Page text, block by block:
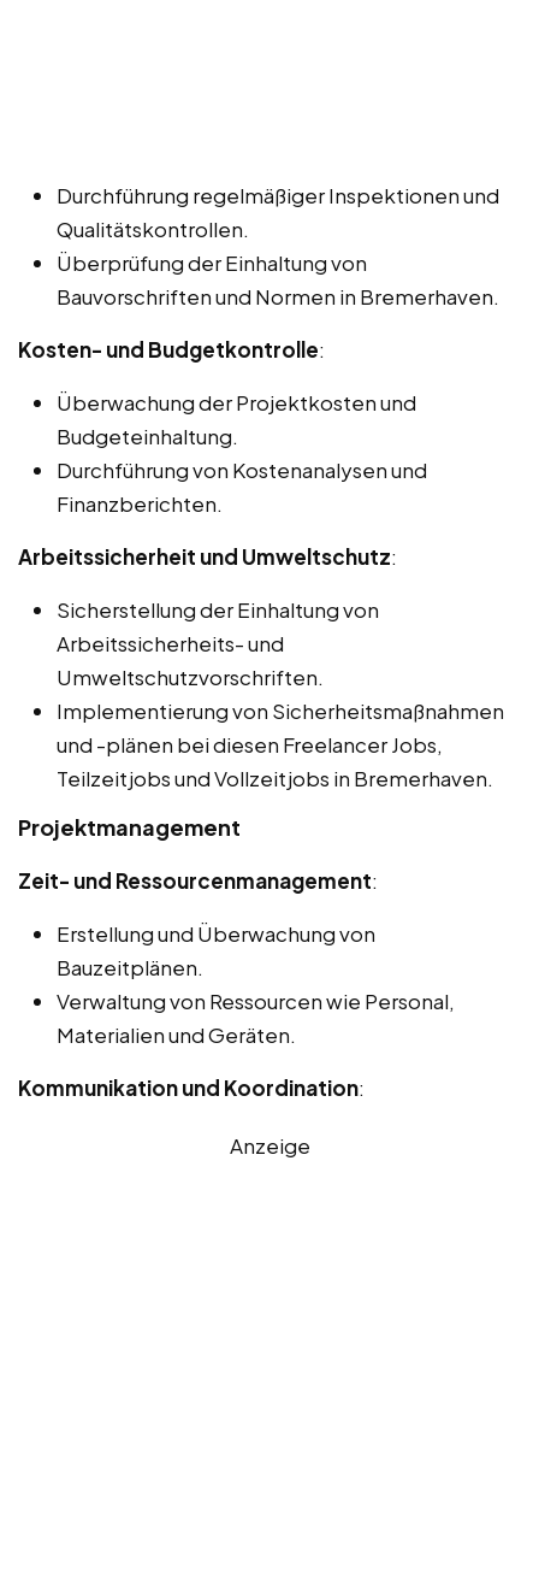
Durchführung regelmäßiger Inspektionen und
Qualitätskontrollen.
Überprüfung der Einhaltung von
Bauvorschriften und Normen in Bremerhaven.
Kosten- und Budgetkontrolle:
Überwachung der Projektkosten und
Budgeteinhaltung.
Durchführung von Kostenanalysen und
Finanzberichten.
Arbeitssicherheit und Umweltschutz:
Sicherstellung der Einhaltung von
Arbeitssicherheits- und
Umweltschutzvorschriften.
Implementierung von Sicherheitsmaßnahmen
und -plänen bei diesen Freelancer Jobs,
Teilzeitjobs und Vollzeitjobs in Bremerhaven.
Projektmanagement
Zeit- und Ressourcenmanagement:
Erstellung und Überwachung von
Bauzeitplänen.
Verwaltung von Ressourcen wie Personal,
Materialien und Geräten.
Kommunikation und Koordination:
Anzeige